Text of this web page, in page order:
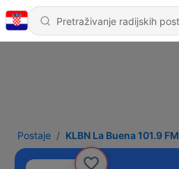
Postaje KLBN La Buena 101.9 FM